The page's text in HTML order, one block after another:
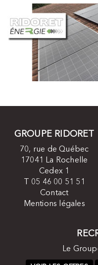
GROUPE RIDORET
70, rue de Québec
17041 La Rochelle
Cedex 1
T 05 46 00 51 51
Contact
Mentions légales
Le